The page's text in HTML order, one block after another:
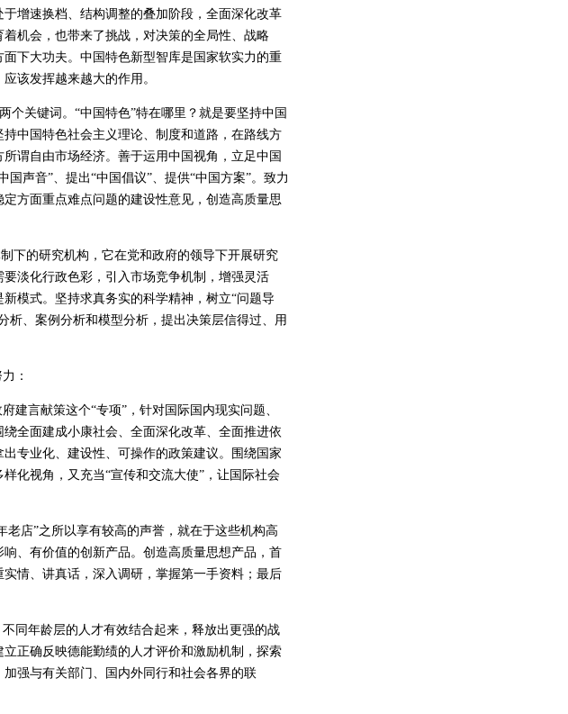
增速换档、结构调整的叠加阶段，全面深化改革
机会，也带来了挑战，对决策的全局性、战略
下大功夫。中国特色新型智库是国家软实力的重
该发挥越来越大的作用。
个关键词。“中国特色”特在哪里？就是要坚持中国
中国特色社会主义理论、制度和道路，在路线方
谓自由市场经济。善于运用中国视角，立足中国
声音”、提出“中国倡议”、提供“中国方案”。致力
方面重点难点问题的建设性意见，创造高质量思
下的研究机构，它在党和政府的领导下开展研究
淡化行政色彩，引入市场竞争机制，增强灵活
模式。坚持求真务实的科学精神，树立“问题导
析、案例分析和模型分析，提出决策层信得过、用
：
言献策这个“专项”，针对国际国内现实问题、
全面建成小康社会、全面深化改革、全面推进依
专业化、建设性、可操作的政策建议。围绕国家
化视角，又充当“宣传和交流大使”，让国际社会
店”之所以享有较高的声誉，就在于这些机构高
、有价值的创新产品。创造高质量思想产品，首
情、讲真话，深入调研，掌握第一手资料；最后
同年龄层的人才有效结合起来，释放出更强的战
正确反映德能勤绩的人才评价和激励机制，探索
强与有关部门、国内外同行和社会各界的联